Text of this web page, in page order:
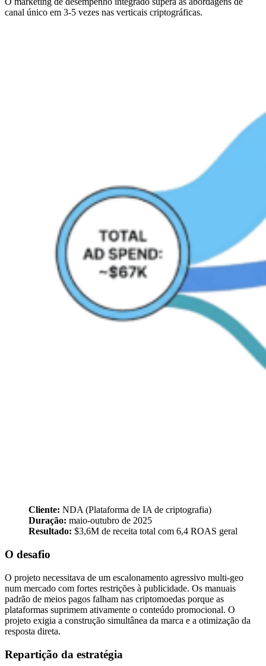
canal único em 3-5 vezes nas verticais criptográficas.
Cliente: NDA (Plataforma de IA de criptografia)
Duração: maio-outubro de 2025
Resultado: $3,6M de receita total com 6,4 ROAS geral
O desafio
O projeto necessitava de um escalonamento agressivo multi-geo
num mercado com fortes restrições à publicidade. Os manuais
padrão de meios pagos falham nas criptomoedas porque as
plataformas suprimem ativamente o conteúdo promocional. O
projeto exigia a construção simultânea da marca e a otimização da
resposta direta.
Repartição da estratégia